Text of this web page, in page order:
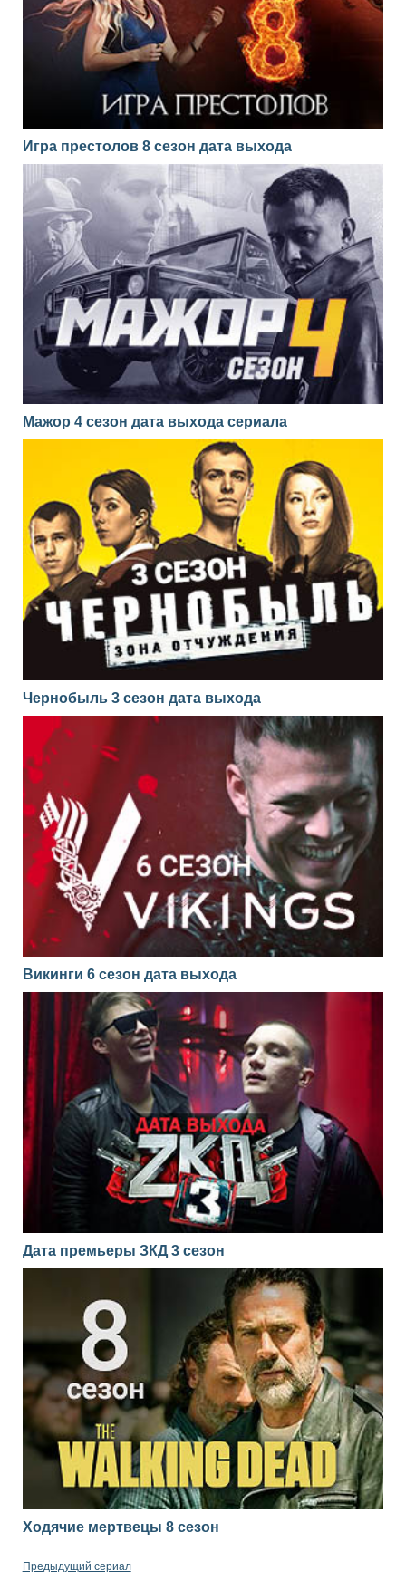
Игра престолов 8 сезон дата выхода
Мажор 4 сезон дата выхода сериала
Чернобыль 3 сезон дата выхода
Викинги 6 сезон дата выхода
Дата премьеры ЗКД 3 сезон
Ходячие мертвецы 8 сезон
Предыдущий сериал